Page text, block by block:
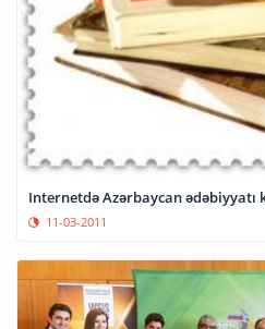
Internetdə Azərbaycan ədəbiyyatı
11-03-2011